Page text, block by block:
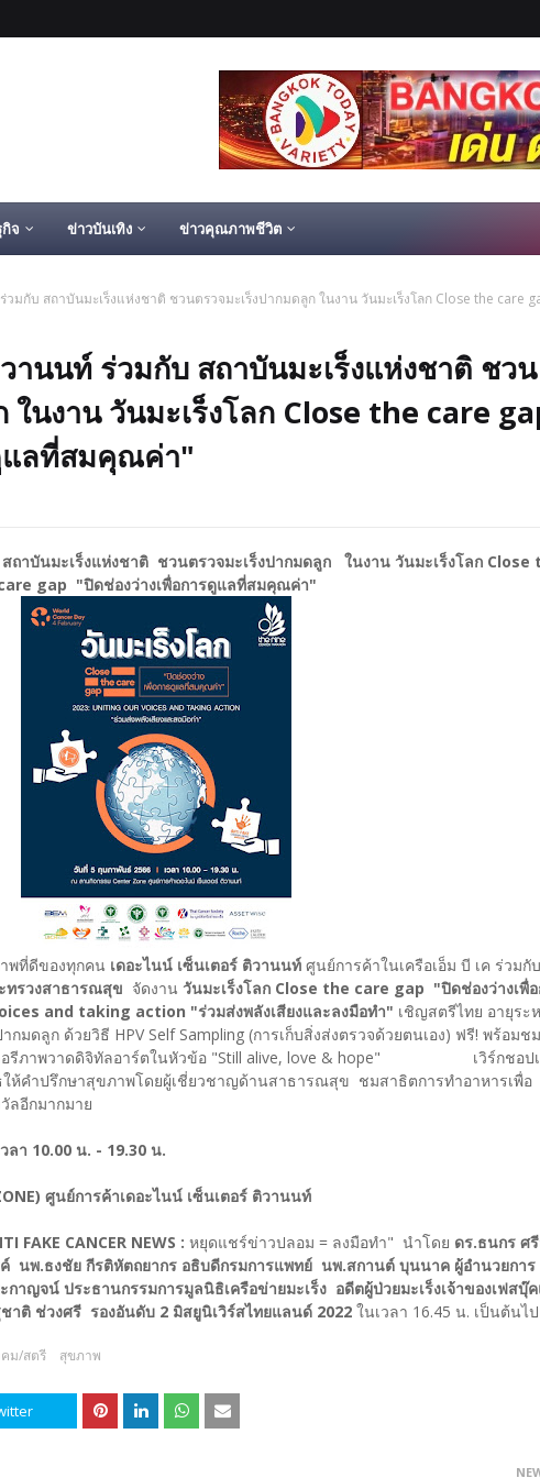
จ ข่าวบันเทิง ข่าวคุณภาพชีวิต
วมกับ สถาบันมะเร็งแห่งชาติ ชวนตรวจมะเร็งปากมดลูก ในงาน วันมะเร็งโลก Close the care
านนท์ ร่วมกับ สถาบันมะเร็งแห่งชาติ ชวน
ในงาน วันมะเร็งโลก Close the care
แลที่สมคุณค่า"
ถาบันมะเร็งแห่งชาติ ชวนตรวจมะเร็งปากมดลูก ในงาน วันมะเร็งโลก Close
gap "ปิดช่องว่างเพื่อการดูแลที่สมคุณค่า"
พที่ดีของทุกคน เดอะไนน์ เซ็นเตอร์ ติวานนท์ ศูนย์การค้าในเครือเอ็ม บี เค ร่วมกับ
ทรวงสาธารณสุข จัดงาน วันมะเร็งโลก Close the care gap "ปิดช่องว่างเพื่อ
and taking action "ร่วมส่งพลังเสียงและลงมือทำ" เชิญสตรีไทย อายุระ
กมดลูก ด้วยวิธี HPV Self Sampling (การเก็บสิ่งส่งตรวจด้วยตนเอง) ฟรี! พร้อมชม
เลอรีภาพวาดดิจิทัลอาร์ตในหัวข้อ "Still alive, love & hope" เวิร์กชอป
ให้คำปรึกษาสุขภาพโดยผู้เชี่ยวชาญด้านสาธารณสุข ชมสาธิตการทำอาหารเพื่อ
ลอีกมากมาย
ลา 10.00 น. - 19.30 น.
ศูนย์การค้าเดอะไนน์ เซ็นเตอร์ ติวานนท์
FAKE CANCER NEWS : หยุดแชร์ข่าวปลอม = ลงมือทำ" นำโดย ดร.ธนกร ศ
นพ.ธงชัย กีรติหัตถยากร อธิบดีกรมการแพทย์ นพ.สกานต์ บุนนาค ผู้อำนวยการ
าญจน์ ประธานกรรมการมูลนิธิเครือข่ายมะเร็ง อดีตผู้ป่วยมะเร็งเจ้าของเฟสบุ๊
าติ ช่วงศรี รองอันดับ 2 มิสยูนิเวิร์สไทยแลนด์ 2022 ในเวลา 16.45 น. เป็นต้นไป
คม/สตรี สุขภาพ